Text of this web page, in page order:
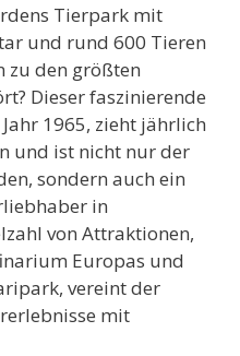
Tierpark mit
und rund 600 Tieren
zu den größten
Dieser faszinierende
1965, zieht jährlich
und ist nicht nur der
sondern auch ein
in
von Attraktionen,
Europas und
vereint der
mit